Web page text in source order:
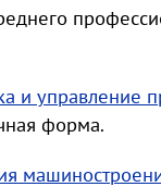
и управление
форма.